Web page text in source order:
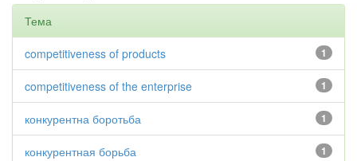
Тема
1
competitiveness of products
1
competitiveness of the enterprise
1
конкурентна боротьба
1
конкурентная борьба